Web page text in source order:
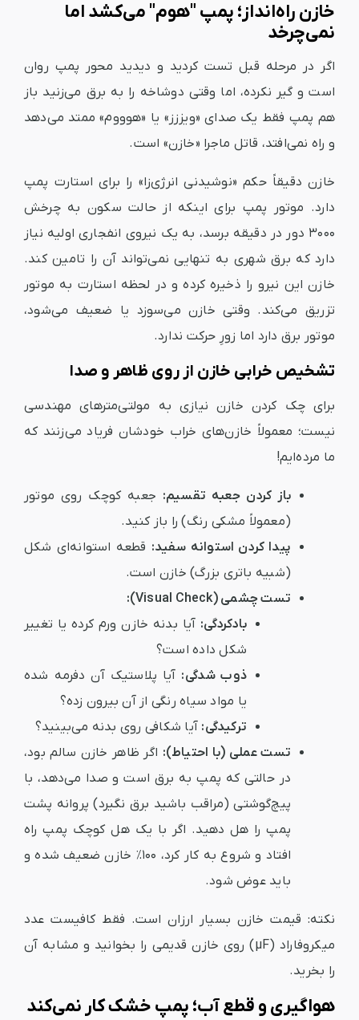
خازن راه‌انداز؛ پمپ "هوم" می‌کشد اما
نمی‌چرخد
اگر در مرحله قبل تست کردید و دیدید محور پمپ روان
است و گیر نکرده، اما وقتی دوشاخه را به برق می‌زنید باز
هم پمپ فقط یک صدای «ویززز» یا «هوووم» ممتد می‌دهد
و راه نمی‌افتد، قاتل ماجرا «خازن» است.
خازن دقیقاً حکم «نوشیدنی انرژی‌زا» را برای استارت پمپ
دارد. موتور پمپ برای اینکه از حالت سکون به چرخش
۳۰۰۰ دور در دقیقه برسد، به یک نیروی انفجاری اولیه نیاز
دارد که برق شهری به تنهایی نمی‌تواند آن را تامین کند.
خازن این نیرو را ذخیره کرده و در لحظه استارت به موتور
تزریق می‌کند. وقتی خازن می‌سوزد یا ضعیف می‌شود،
موتور برق دارد اما زورِ حرکت ندارد.
تشخیص خرابی خازن از روی ظاهر و صدا
برای چک کردن خازن نیازی به مولتی‌مترهای مهندسی
نیست؛ معمولاً خازن‌های خراب خودشان فریاد می‌زنند که
ما مرده‌ایم!
باز کردن جعبه تقسیم: جعبه کوچک روی موتور
(معمولاً مشکی رنگ) را باز کنید.
پیدا کردن استوانه سفید: قطعه استوانه‌ای شکل
(شبیه باتری بزرگ) خازن است.
تست چشمی (Visual Check):
بادکردگی: آیا بدنه خازن ورم کرده یا تغییر
شکل داده است؟
ذوب شدگی: آیا پلاستیک آن دفرمه شده
یا مواد سیاه رنگی از آن بیرون زده؟
ترکیدگی: آیا شکافی روی بدنه می‌بینید؟
تست عملی (با احتیاط): اگر ظاهر خازن سالم بود،
در حالتی که پمپ به برق است و صدا می‌دهد، با
پیچ‌گوشتی (مراقب باشید برق نگیرد) پروانه پشت
پمپ را هل دهید. اگر با یک هل کوچک پمپ راه
افتاد و شروع به کار کرد، ۱۰۰٪ خازن ضعیف شده و
باید عوض شود.
نکته: قیمت خازن بسیار ارزان است. فقط کافیست عدد
میکروفاراد (µF) روی خازن قدیمی را بخوانید و مشابه آن
را بخرید.
هواگیری و قطع آب؛ پمپ خشک کار نمی‌کند